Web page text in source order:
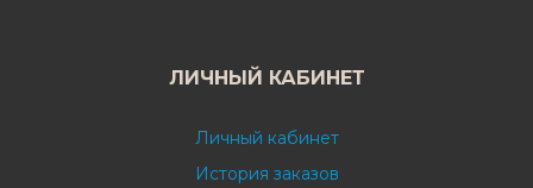
ЛИЧНЫЙ КАБИНЕТ
Личный кабинет
История заказов